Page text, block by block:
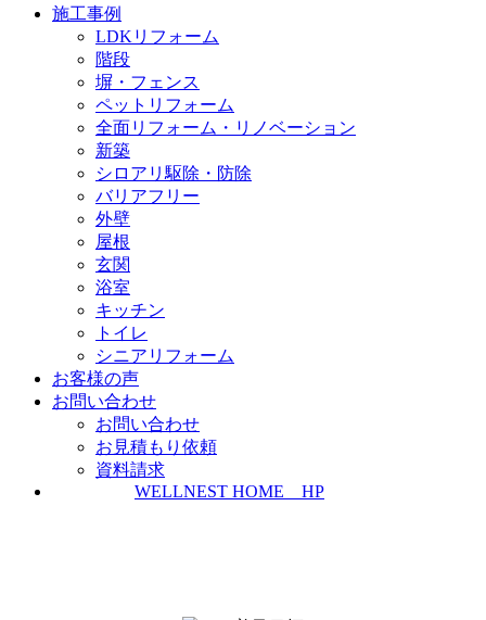
施工事例
LDKリフォーム
階段
塀・フェンス
ペットリフォーム
全面リフォーム・リノベーション
新築
シロアリ駆除・防除
バリアフリー
外壁
屋根
玄関
浴室
キッチン
トイレ
シニアリフォーム
お客様の声
お問い合わせ
お問い合わせ
お見積もり依頼
資料請求
WELLNEST HOME HP